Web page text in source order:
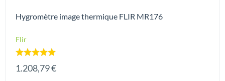
Hygromètre image thermique FLIR MR176
Flir
5.00
1.208,79€